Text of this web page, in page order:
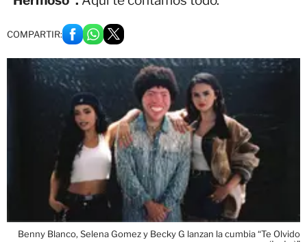
COMPARTIR:
Benny Blanco, Selena Gomez y Becky G lanzan la cumbia “Te Olvido